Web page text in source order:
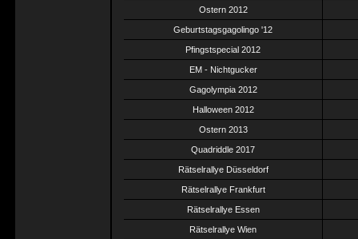
Ostern 2012
Geburtstagsgagolingo '12
Pfingstspecial 2012
EM - Nichtgucker
Gagolympia 2012
Halloween 2012
Ostern 2013
Quadriddle 2017
Rätselrallye Düsseldorf
Rätselrallye Frankfurt
Rätselrallye Essen
Rätselrallye Wien